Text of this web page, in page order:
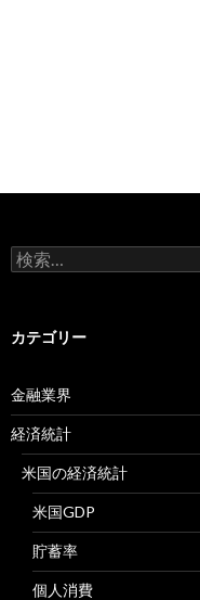
検
索:
カテゴリー
金融業界
経済統計
米国の経済統計
米国GDP
貯蓄率
個人消費